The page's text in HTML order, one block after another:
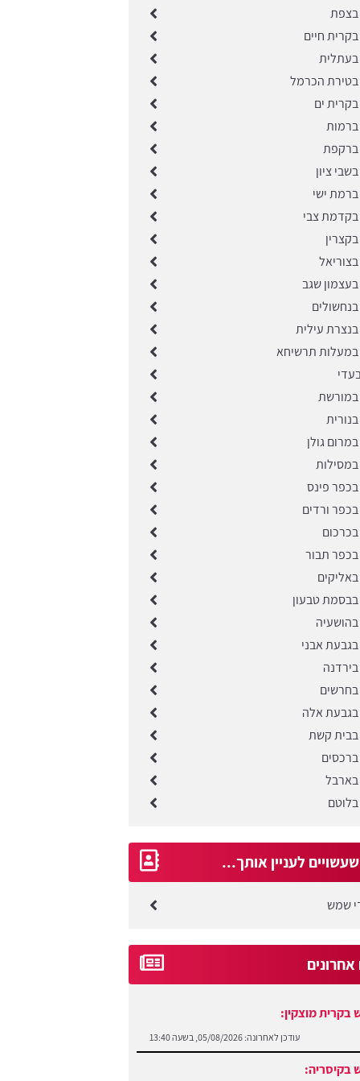
בצפת
חיים
הכרמל
ים
ברקפת
ציון
ישי
צבי
שגב
עילית
תרשיחא
גולן
פינס
ורדים
תבור
טבעון
אבני
אלה
קשת
לעניין אותך...
שמש
אחרונים
בקרית מוצקין:
עודכן לאחרונה: 05/08/2026, בשעה 13:40
בקיסריה: